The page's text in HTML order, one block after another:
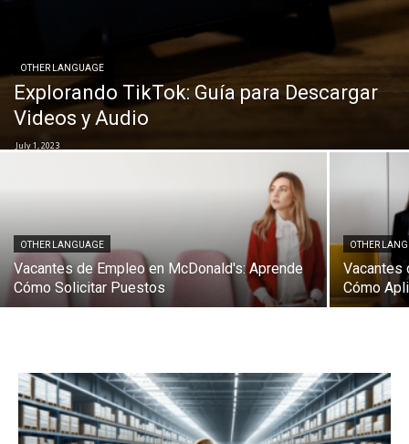
OTHER LANGUAGE
Explorando TikTok: Guía para Descargar
Videos y Audio
July 1, 2023
OTHER LANGUAGE
Vacantes de Empleo en McDonald's: Aprende
Cómo Solicitar Puestos
OTHER
Vacantes
Cómo